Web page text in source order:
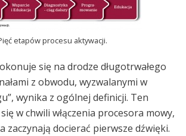
etapów procesu aktywacji.
się na drodze długotrwałego
z obwodu, wyzwalanymi w
wynika z ogólnej definicji. Ten
w chwili włączenia procesora mowy,
zaczynają docierać pierwsze dźwięki.